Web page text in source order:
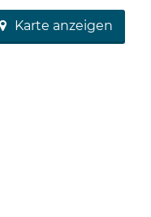
Karte anzeigen